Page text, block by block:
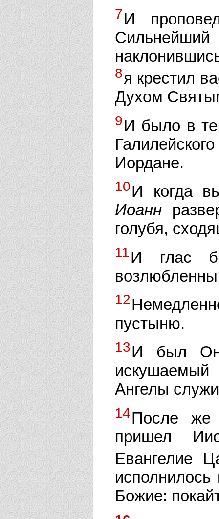
7И
Сильнейший
8я крестил
Духом
9И было в
Иордане.
10И когда
Иоанн
голубя,
11И глас
12
пустыню.
13И был Он
Ангелы
14После же
пришел
Евангелие
Божие: